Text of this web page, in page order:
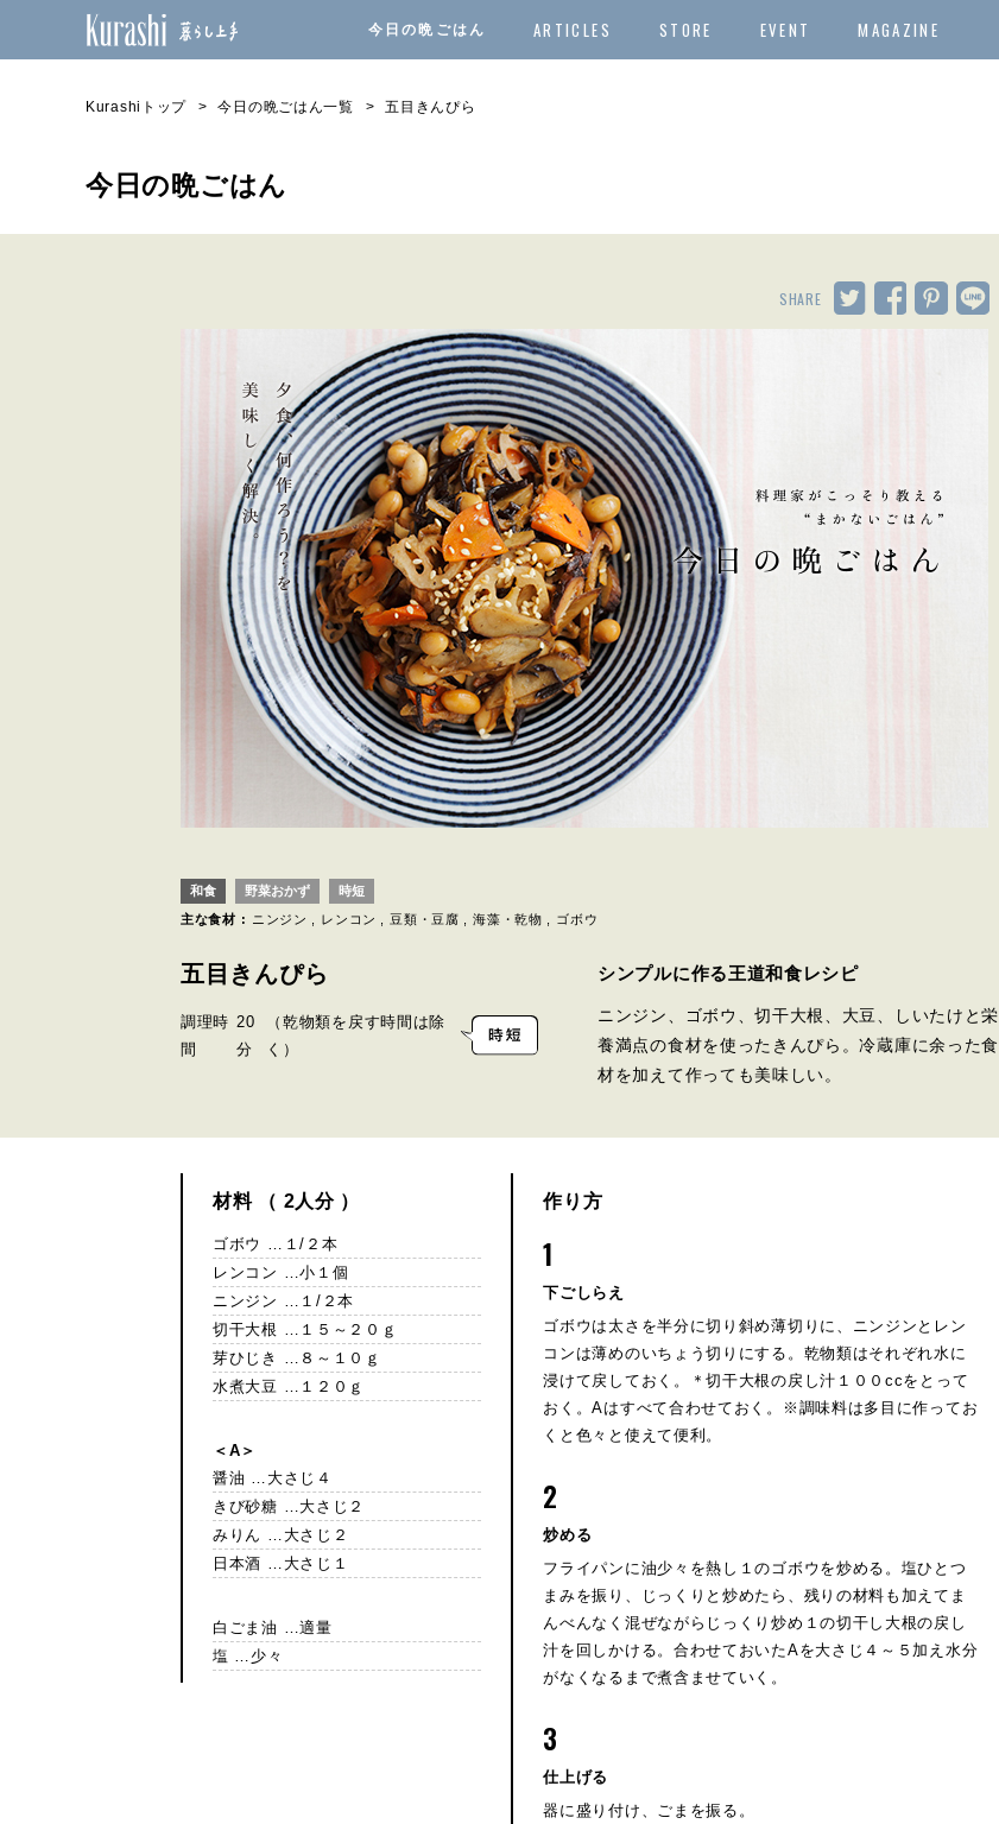
今日の晩ごはん ARTICLES STORE EVENT MAGAZINE
Kurashiトップ 今日の晩ごはん一覧 五目きんぴら
今日の晩ごはん
SHARE
和食 野菜おかず
時短
主な食材 :
ニンジン レンコン 豆類・豆腐 海藻・乾物 ゴボウ
五目きんぴら
調理時
間
20
分
（乾物類を戻す時間は除
く）
シンプルに作る王道和食レシピ
ニンジン、ゴボウ、切干大根、大豆、しいたけと栄
養満点の食材を使ったきんぴら。冷蔵庫に余った食
材を加えて作っても美味しい。
材料 （ 2人分 ）
ゴボウ …１/２本
レンコン …小１個
ニンジン …１/２本
切干大根 …１５～２０ｇ
芽ひじき …８～１０ｇ
水煮大豆 …１２０ｇ
＜A＞
醤油 …大さじ４
きび砂糖 …大さじ２
みりん …大さじ２
日本酒 …大さじ１
白ごま油 …適量
塩 …少々
作り方
1
下ごしらえ
ゴボウは太さを半分に切り斜め薄切りに、ニンジンとレン
コンは薄めのいちょう切りにする。乾物類はそれぞれ水に
浸けて戻しておく。＊切干大根の戻し汁１００ccをとって
おく。Aはすべて合わせておく。※調味料は多目に作ってお
くと色々と使えて便利。
2
炒める
フライパンに油少々を熱し１のゴボウを炒める。塩ひとつ
まみを振り、じっくりと炒めたら、残りの材料も加えてま
んべんなく混ぜながらじっくり炒め１の切干し大根の戻し
汁を回しかける。合わせておいたAを大さじ４～５加え水分
がなくなるまで煮含ませていく。
3
仕上げる
器に盛り付け、ごまを振る。